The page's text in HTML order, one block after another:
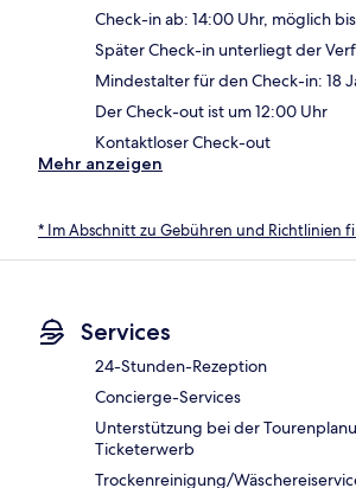
Check-in ab: 14:00 Uhr, möglich
Später Check-in unterliegt der
Mindestalter für den Check-in: 18
Der Check-out ist um 12:00 Uhr
Kontaktloser Check-out
Mehr anzeigen
* Im Abschnitt zu Gebühren und Richtlinien
Services
24-Stunden-Rezeption
Concierge-Services
Unterstützung bei der
Ticketerwerb
Trockenreinigung/